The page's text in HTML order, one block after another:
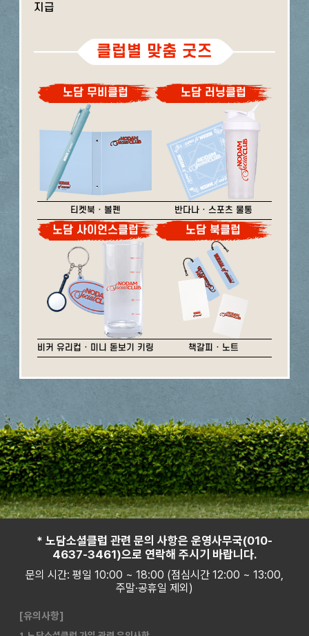
지급
클럽별 맞춤 굿즈
노담 무비클럽
티켓북 · 볼펜
노담 러닝클럽
반다나 · 스포츠 물통
노담 사이언스클럽
비커 유리컵 · 미니 돋보기 키링
노담 북클럽
책갈피 · 노트
* 노담소셜클럽 관련 문의 사항은 운영사무국(010-
4637-3461)으로 연락해 주시기 바랍니다.
문의 시간: 평일 10:00 ~ 18:00 (점심시간 12:00 ~ 13:00,
주말·공휴일 제외)
[유의사항]